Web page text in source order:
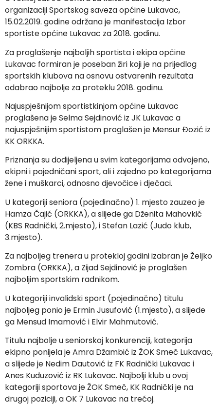
organizaciji Sportskog saveza općine Lukavac,
15.02.2019. godine održana je manifestacija Izbor
sportiste općine Lukavac za 2018. godinu.
Za proglašenje najboljih sportista i ekipa općine
Lukavac formiran je poseban žiri koji je na prijedlog
sportskih klubova na osnovu ostvarenih rezultata
odabrao najbolje za proteklu 2018. godinu.
Najuspješnijom sportistkinjom općine Lukavac
proglašena je Selma Sejdinović iz JK Lukavac a
najuspješnijim sportistom proglašen je Mensur Đozić iz
KK ORKKA.
Priznanja su dodijeljena u svim kategorijama odvojeno,
ekipni i pojedničani sport, ali i zajedno po kategorijama
žene i muškarci, odnosno djevočice i dječaci.
U kategoriji seniora (pojedinačno) 1. mjesto zauzeo je
Hamza Čajić (ORKKA), a slijede ga Dženita Mahovkić
(KBS Radnički, 2.mjesto), i Stefan Lazić (Judo klub,
3.mjesto).
Za najboljeg trenera u protekloj godini izabran je Željko
Zombra (ORKKA), a Zijad Sejdinović je proglašen
najboljim sportskim radnikom.
U kategoriji invalidski sport (pojedinačno) titulu
najboljeg ponio je Ermin Jusufović (1.mjesto), a slijede
ga Mensud Imamović i Elvir Mahmutović.
Titulu najbolje u seniorskoj konkurenciji, kategorija
ekipno ponijela je Amra Džambić iz ŽOK Smeč Lukavac,
a slijede je Nedim Dautović iz FK Radnički Lukavac i
Anes Kuduzović iz RK Lukavac. Najbolji klub u ovoj
kategoriji sportova je ŽOK Smeč, KK Radnički je na
drugoj poziciji, a OK 7 Lukavac na trećoj.